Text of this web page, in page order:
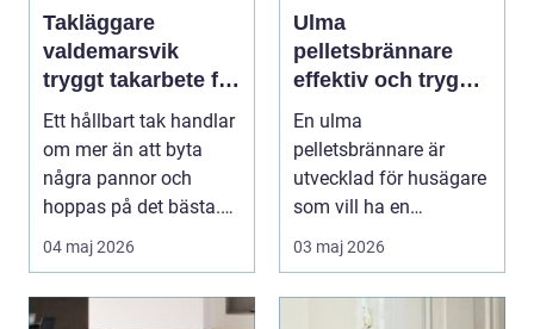
Takläggare
valdemarsvik
tryggt takarbete för
kustklimat
Ett hållbart tak handlar
om mer än att byta
några pannor och
hoppas på det bästa.
För husägare i Val...
04 maj 2026
Ulma
pelletsbrännare
effektiv och trygg
värme för svenska
hem
En ulma
pelletsbrännare är
utvecklad för husägare
som vill ha en
driftsäker och
uppvärmnin...
03 maj 2026